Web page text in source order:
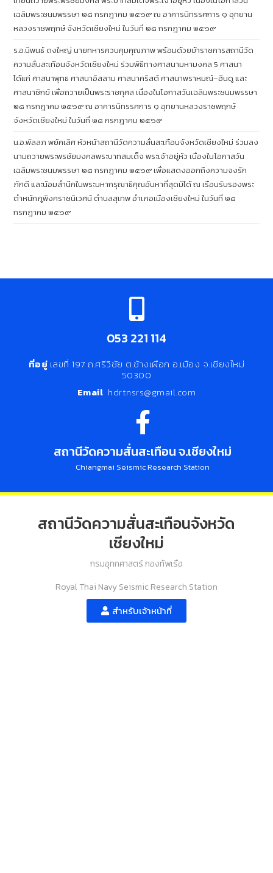
เฉลิมพระชนมพรรษา ๒๘ กรกฎาคม ๒๕๖๙ ณ อาคารนิทรรศการ ๑ อุทยาน
หลวงราชพฤกษ์ จังหวัดเชียงใหม่ ในวันที่ ๒๘ กรกฎาคม ๒๕๖๙
ร.อ.นิพนธ์ ดงใหญ่ นายทหารควบคุมคุณภาพ พร้อมด้วยข้าราชการสถานีวัด
ความสั่นสะเทือนจังหวัดเชียงใหม่ ร่วมพิธีทางศาสนามหามงคล 5 ศาสนา
ได้แก่ ศาสนาพุทธ ศาสนาอิสลาม ศาสนาคริสต์ ศาสนาพราหมณ์–ฮินดู และ
ศาสนาซิกข์ เพื่อถวายเป็นพระราชกุศล เนื่องในโอกาสวันเฉลิมพระชนมพรรษา
๒๘ กรกฎาคม ๒๕๖๙ ณ อาคารนิทรรศการ ๑ อุทยานหลวงราชพฤกษ์
จังหวัดเชียงใหม่ ในวันที่ ๒๘ กรกฎาคม ๒๕๖๙
น.อ.พัลลภ พยัคเลิศ หัวหน้าสถานีวัดความสั่นสะเทือนจังหวัดเชียงใหม่ ร่วมลง
นามถวายพระพรชัยมงคลพระบาทสมเด็จ พระเจ้าอยู่หัว เนื่องในโอกาสวัน
เฉลิมพระชนมพรรษา ๒๘ กรกฎาคม ๒๕๖๙ เพื่อแสดงออกถึงความจงรัก
ภักดี และน้อมสำนึกในพระมหากรุณาธิคุณอันหาที่สุดมิได้ ณ เรือนรับรองพระ
ตำหนักภูพิงคราชนิเวศน์ ตำบลสุเทพ อำเภอเมืองเชียงใหม่ ในวันที่ ๒๘
กรกฎาคม ๒๕๖๙
053 221 114
ที่อยู่ เลขที่ 197 ถ.ศรีวิชัย ต.ช้างเผือก อ.เมือง จ.เชียงใหม่
50300
Email hdrtnsrs@gmail.com
สถานีวัดความสั่นสะเทือน จ.เชียงใหม่
Chiangmai Seismic Research Station
สถานีวัดความสั่นสะเทือนจังหวัด
เชียงใหม่
กรมอุทกศาสตร์ กองทัพเรือ
Royal Thai Navy Seismic Research Station
สำหรับเจ้าหน้าที่